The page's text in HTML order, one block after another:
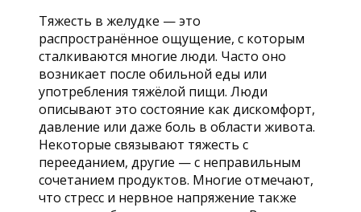
Тяжесть в желудке — это
распространённое ощущение, с которым
сталкиваются многие люди. Часто оно
возникает после обильной еды или
употребления тяжёлой пищи. Люди
описывают это состояние как дискомфорт,
давление или даже боль в области живота.
Некоторые связывают тяжесть с
перееданием, другие — с неправильным
сочетанием продуктов. Многие отмечают,
что стресс и нервное напряжение также